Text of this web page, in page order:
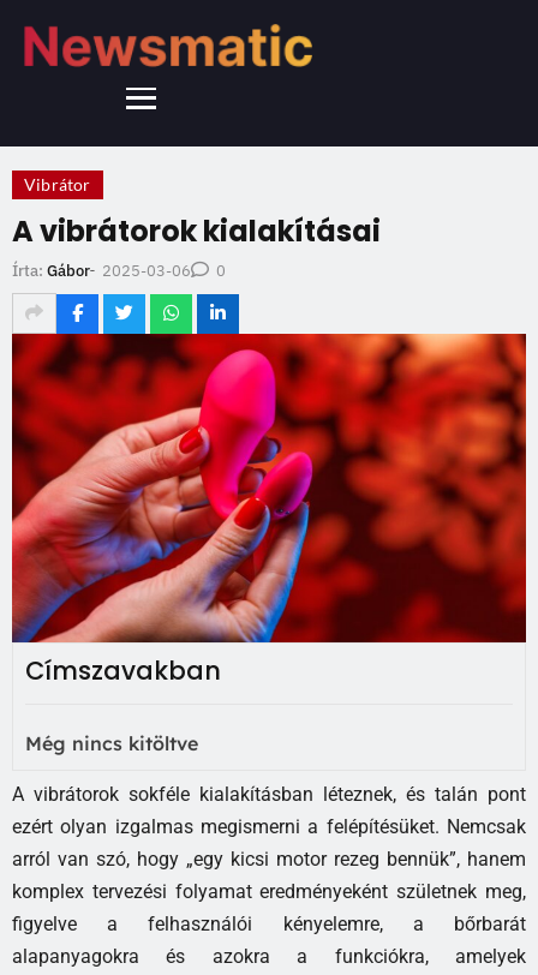
Vibrátor
A vibrátorok kialakításai
Írta: Gábor- 2025-03-06 0
Címszavakban
Még nincs kitöltve
A vibrátorok sokféle kialakításban léteznek, és talán pont
ezért olyan izgalmas megismerni a felépítésüket. Nemcsak
arról van szó, hogy „egy kicsi motor rezeg bennük”, hanem
komplex tervezési folyamat eredményeként születnek meg,
figyelve a felhasználói kényelemre, a bőrbarát
alapanyagokra és azokra a funkciókra, amelyek